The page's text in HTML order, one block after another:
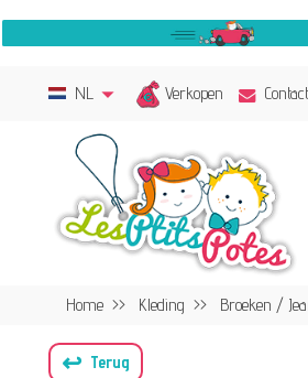
NL Verkopen Contact
Home Kleding Broeken /
↩ Terug